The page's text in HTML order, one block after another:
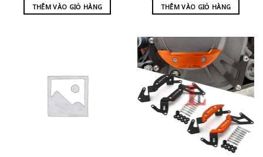
THÊM VÀO GIỎ HÀNG THÊM VÀO GIỎ HÀNG